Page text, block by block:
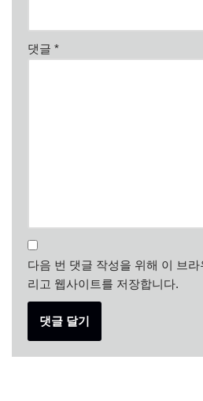
댓글 *
다음 번 댓글 작성을 위해 이 브
리고 웹사이트를 저장합니다.